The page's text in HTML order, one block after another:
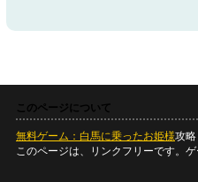
このページについて
無料ゲーム：白馬に乗ったお姫様攻略
このページは、リンクフリーです。